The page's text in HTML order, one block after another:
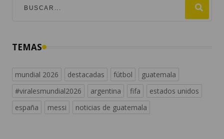
TEMAS
mundial 2026 destacadas fútbol
guatemala
#viralesmundial2026
argentina fifa
estados unidos
españa
messi noticias de guatemala